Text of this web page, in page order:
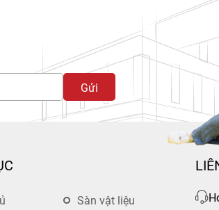
Gửi
Sàn vật liệu